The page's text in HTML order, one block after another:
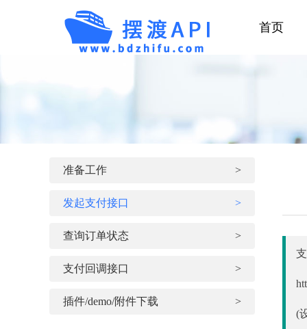
首页
准备工作 >
发起支付接口 >
查询订单状态 >
支付回调接口 >
插件/demo/附件下载 >
(